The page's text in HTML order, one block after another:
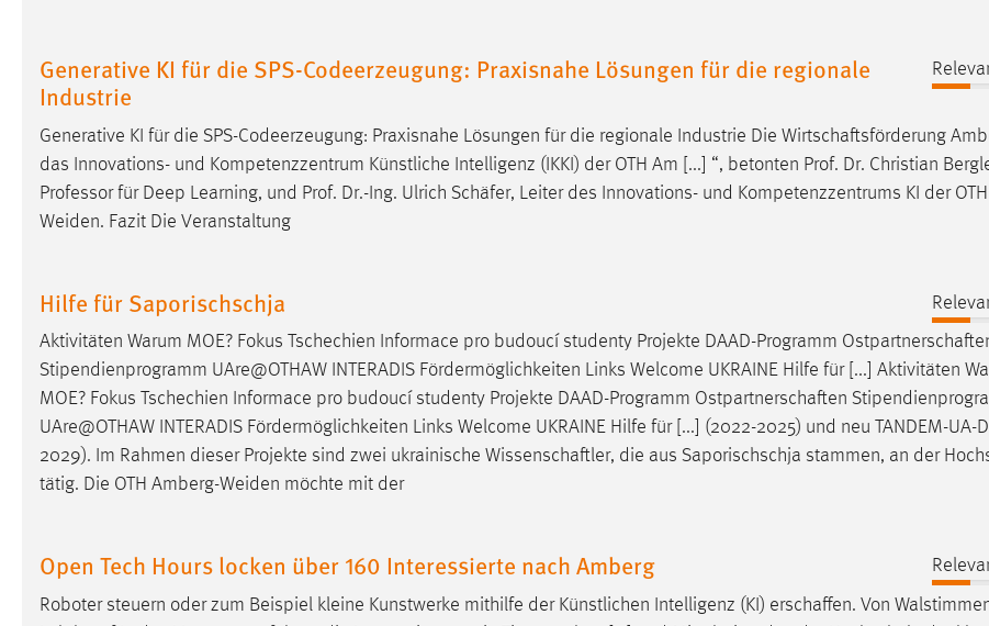
Generative KI für die SPS-Codeerzeugung: Praxisnahe Lösungen für die regionale
Industrie
Generative KI für die SPS-Codeerzeugung: Praxisnahe Lösungen für die regionale Industrie Die Wirtschaftsförderung
das Innovations- und Kompetenzzentrum Künstliche Intelligenz (IKKI) der OTH Am [...] “, betonten Prof. Dr. Christian
Professor für Deep Learning, und Prof. Dr.-Ing. Ulrich Schäfer, Leiter des Innovations- und Kompetenzzentrums KI der
Weiden. Fazit Die Veranstaltung
Hilfe für Saporischschja
Aktivitäten Warum MOE? Fokus Tschechien Informace pro budoucí studenty Projekte DAAD-Programm
Stipendienprogramm UAre@OTHAW INTERADIS Fördermöglichkeiten Links Welcome UKRAINE Hilfe für [...] Aktivitäten
MOE? Fokus Tschechien Informace pro budoucí studenty Projekte DAAD-Programm Ostpartnerschaften
UAre@OTHAW INTERADIS Fördermöglichkeiten Links Welcome UKRAINE Hilfe für [...] (2022-2025) und neu TANDEM-UA-
2029). Im Rahmen dieser Projekte sind zwei ukrainische Wissenschaftler, die aus Saporischschja stammen, an der
tätig. Die OTH Amberg-Weiden möchte mit der
Open Tech Hours locken über 160 Interessierte nach Amberg
Roboter steuern oder zum Beispiel kleine Kunstwerke mithilfe der Künstlichen Intelligenz (KI) erschaffen. Von
Name:
mibew_locale, mibew-chat-frame-style-
Zweck:
Wird benötigt um die Chatfunktion
nutzen zu können.
Cookie Laufzeit:
style-5e9dbeb1811c0446 =
Login
Name: fe_user, be_user, be_lastLoginProvider
Zweck:
Dieser Cookie ist notwendig um sich an
der Website einloggen zu können.
Cookie Laufzeit: 24 Stunden
Statistik Cookies erfassen Informationen anonym.